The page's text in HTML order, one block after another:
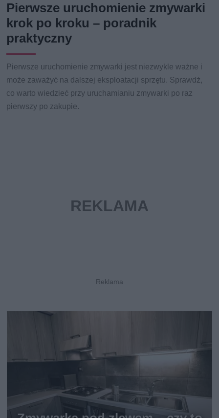
Pierwsze uruchomienie zmywarki
krok po kroku – poradnik
praktyczny
Pierwsze uruchomienie zmywarki jest niezwykle ważne i
może zaważyć na dalszej eksploatacji sprzętu. Sprawdź,
co warto wiedzieć przy uruchamianiu zmywarki po raz
pierwszy po zakupie.